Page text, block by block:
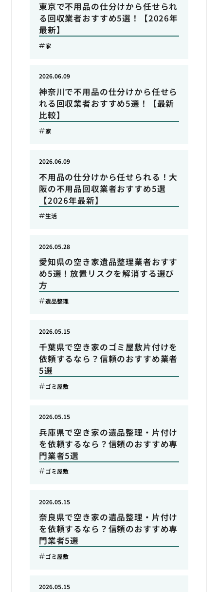
東京で不用品の仕分けから任せられ
る回収業者おすすめ5選！【2026年
最新】
家
神奈川で不用品の仕分けから任せら
れる回収業者おすすめ5選！【最新
比較】
2026.06.09
家
不用品の仕分けから任せられる！大
阪の不用品回収業者おすすめ5選
【2026年最新】
2026.06.09
生活
愛知県の空き家遺品整理業者おすす
め5選！放置リスクを解消する選び
方
2026.05.28
遺品整理
千葉県で空き家のゴミ屋敷片付けを
依頼するなら？信頼のおすすめ業者
5選
2026.05.15
ゴミ屋敷
兵庫県で空き家の遺品整理・片付け
を依頼するなら？信頼のおすすめ専
門業者5選
2026.05.15
ゴミ屋敷
奈良県で空き家の遺品整理・片付け
を依頼するなら？信頼のおすすめ専
門業者5選
2026.05.15
ゴミ屋敷
2026.05.15